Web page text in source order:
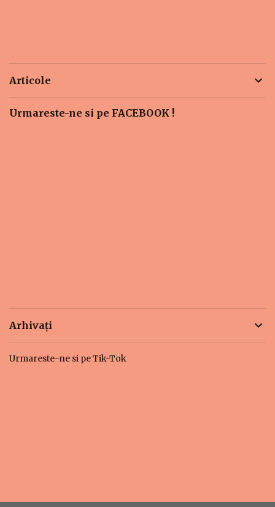
Articole
Urmareste-ne si pe FACEBOOK !
Arhivați
Urmareste-ne si pe Tik-Tok